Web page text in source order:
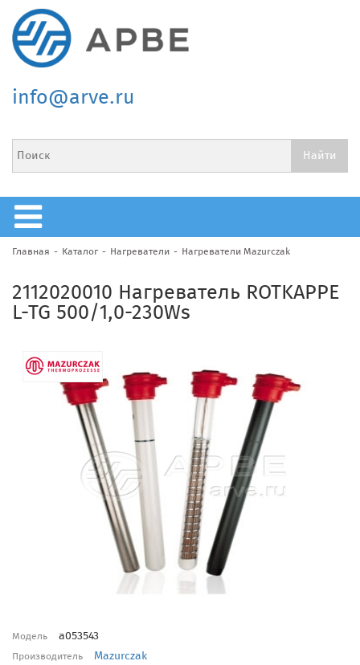
info@arve.ru
Главная Каталог Нагреватели Нагреватели Mazurczak
2112020010 Нагреватель ROTKAPPE
L-TG 500/1,0-230Ws
Модель a053543
Производитель Mazurczak